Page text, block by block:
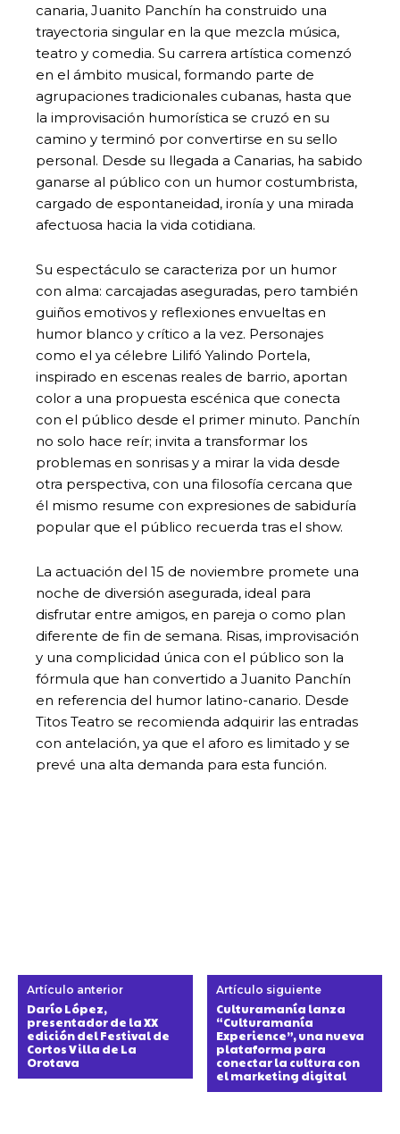
canaria, Juanito Panchín ha construido una
trayectoria singular en la que mezcla música,
teatro y comedia. Su carrera artística comenzó
en el ámbito musical, formando parte de
agrupaciones tradicionales cubanas, hasta que
la improvisación humorística se cruzó en su
camino y terminó por convertirse en su sello
personal. Desde su llegada a Canarias, ha sabido
ganarse al público con un humor costumbrista,
cargado de espontaneidad, ironía y una mirada
afectuosa hacia la vida cotidiana.
Su espectáculo se caracteriza por un humor
con alma: carcajadas aseguradas, pero también
guiños emotivos y reflexiones envueltas en
humor blanco y crítico a la vez. Personajes
como el ya célebre Lilifó Yalindo Portela,
inspirado en escenas reales de barrio, aportan
color a una propuesta escénica que conecta
con el público desde el primer minuto. Panchín
no solo hace reír; invita a transformar los
problemas en sonrisas y a mirar la vida desde
otra perspectiva, con una filosofía cercana que
él mismo resume con expresiones de sabiduría
popular que el público recuerda tras el show.
La actuación del 15 de noviembre promete una
noche de diversión asegurada, ideal para
disfrutar entre amigos, en pareja o como plan
diferente de fin de semana. Risas, improvisación
y una complicidad única con el público son la
fórmula que han convertido a Juanito Panchín
en referencia del humor latino-canario. Desde
Titos Teatro se recomienda adquirir las entradas
con antelación, ya que el aforo es limitado y se
prevé una alta demanda para esta función.
Artículo anterior
Darío López,
presentador de la XX
edición del Festival de
Cortos Villa de La
Orotava
Artículo siguiente
Culturamanía lanza
“Culturamanía
Experience”, una nueva
plataforma para
conectar la cultura con
el marketing digital